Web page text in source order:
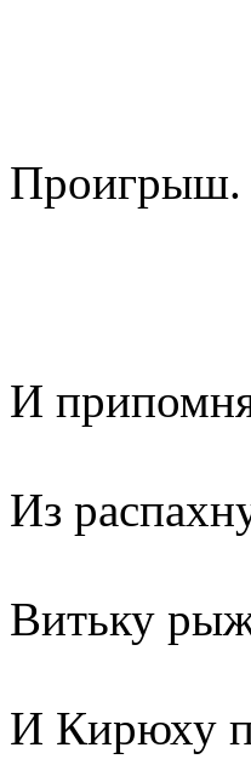
Проигрыш.
И
Из
Витьку
И Кирюху